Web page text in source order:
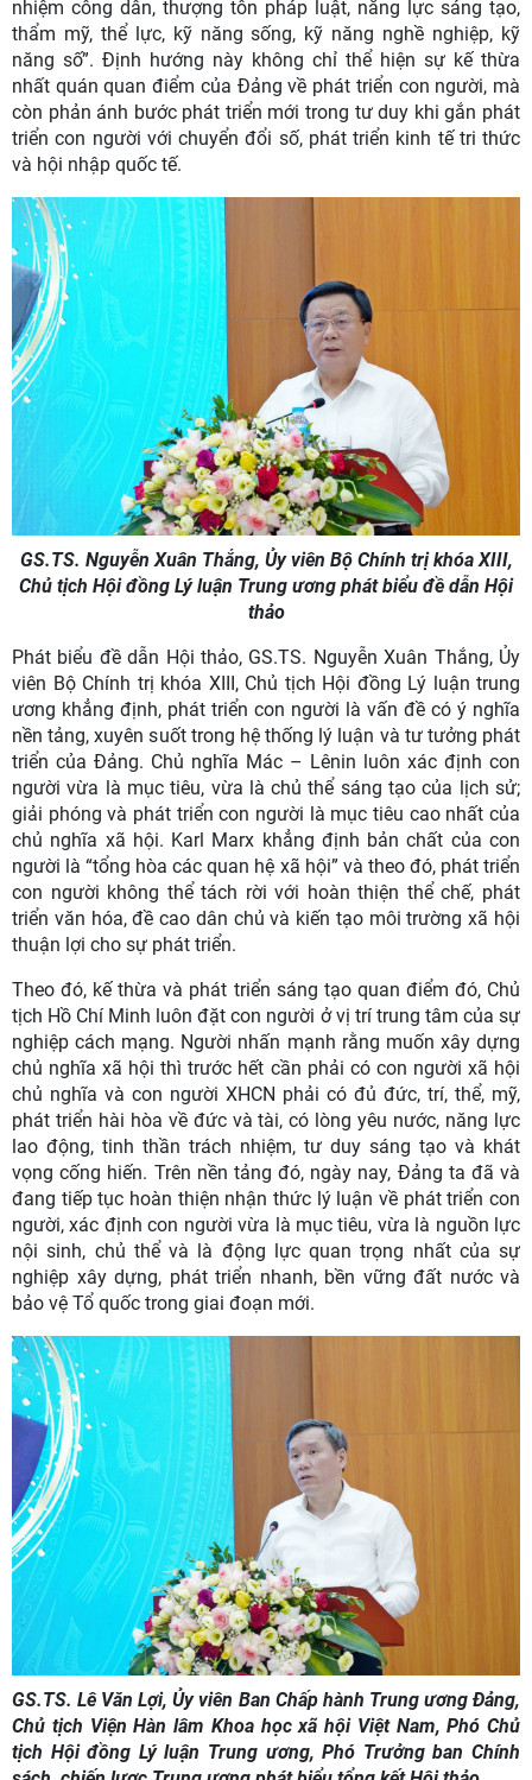
nhiệm công dân, thượng tôn pháp luật, năng lực sáng tạo,
thẩm mỹ, thể lực, kỹ năng sống, kỹ năng nghề nghiệp, kỹ
năng số”. Định hướng này không chỉ thể hiện sự kế thừa
nhất quán quan điểm của Đảng về phát triển con người, mà
còn phản ánh bước phát triển mới trong tư duy khi gắn phát
triển con người với chuyển đổi số, phát triển kinh tế tri thức
và hội nhập quốc tế.
GS.TS. Nguyễn Xuân Thắng, Ủy viên Bộ Chính trị khóa XIII,
Chủ tịch Hội đồng Lý luận Trung ương phát biểu đề dẫn Hội
thảo
Phát biểu đề dẫn Hội thảo, GS.TS. Nguyễn Xuân Thắng, Ủy
viên Bộ Chính trị khóa XIII, Chủ tịch Hội đồng Lý luận trung
ương khẳng định, phát triển con người là vấn đề có ý nghĩa
nền tảng, xuyên suốt trong hệ thống lý luận và tư tưởng phát
triển của Đảng. Chủ nghĩa Mác – Lênin luôn xác định con
người vừa là mục tiêu, vừa là chủ thể sáng tạo của lịch sử;
giải phóng và phát triển con người là mục tiêu cao nhất của
chủ nghĩa xã hội. Karl Marx khẳng định bản chất của con
người là “tổng hòa các quan hệ xã hội” và theo đó, phát triển
con người không thể tách rời với hoàn thiện thể chế, phát
triển văn hóa, đề cao dân chủ và kiến tạo môi trường xã hội
thuận lợi cho sự phát triển.
Theo đó, kế thừa và phát triển sáng tạo quan điểm đó, Chủ
tịch Hồ Chí Minh luôn đặt con người ở vị trí trung tâm của sự
nghiệp cách mạng. Người nhấn mạnh rằng muốn xây dựng
chủ nghĩa xã hội thì trước hết cần phải có con người xã hội
chủ nghĩa và con người XHCN phải có đủ đức, trí, thể, mỹ,
phát triển hài hòa về đức và tài, có lòng yêu nước, năng lực
lao động, tinh thần trách nhiệm, tư duy sáng tạo và khát
vọng cống hiến. Trên nền tảng đó, ngày nay, Đảng ta đã và
đang tiếp tục hoàn thiện nhận thức lý luận về phát triển con
người, xác định con người vừa là mục tiêu, vừa là nguồn lực
nội sinh, chủ thể và là động lực quan trọng nhất của sự
nghiệp xây dựng, phát triển nhanh, bền vững đất nước và
bảo vệ Tổ quốc trong giai đoạn mới.
GS.TS. Lê Văn Lợi, Ủy viên Ban Chấp hành Trung ương Đảng,
Chủ tịch Viện Hàn lâm Khoa học xã hội Việt Nam, Phó Chủ
tịch Hội đồng Lý luận Trung ương, Phó Trưởng ban Chính